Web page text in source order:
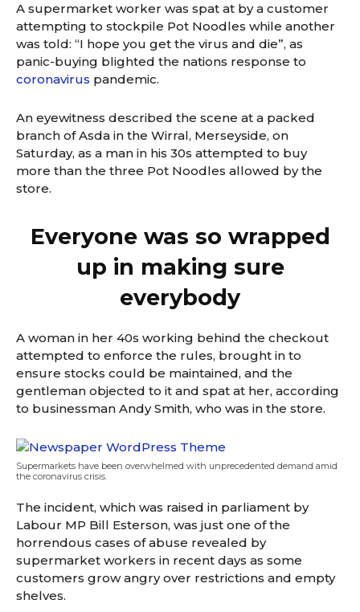
A supermarket worker was spat at by a customer
attempting to stockpile Pot Noodles while another
was told: “I hope you get the virus and die”, as
panic-buying blighted the nations response to
coronavirus pandemic.
An eyewitness described the scene at a packed
branch of Asda in the Wirral, Merseyside, on
Saturday, as a man in his 30s attempted to buy
more than the three Pot Noodles allowed by the
store.
Everyone was so wrapped
up in making sure
everybody
A woman in her 40s working behind the checkout
attempted to enforce the rules, brought in to
ensure stocks could be maintained, and the
gentleman objected to it and spat at her, according
to businessman Andy Smith, who was in the store.
Supermarkets have been overwhelmed with unprecedented demand amid
the coronavirus crisis.
The incident, which was raised in parliament by
Labour MP Bill Esterson, was just one of the
horrendous cases of abuse revealed by
supermarket workers in recent days as some
customers grow angry over restrictions and empty
shelves.